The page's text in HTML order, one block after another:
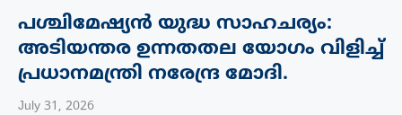
പശ്ചിമേഷ്യൻ യുദ്ധ സാഹചര്യം:
അടിയന്തര ഉന്നതതല യോഗം വിളിച്ച്
പ്രധാനമന്ത്രി നരേന്ദ്ര മോദി.
July 31, 2026